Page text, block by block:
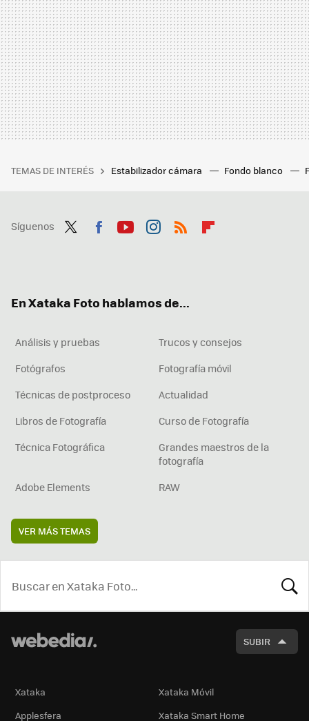
TEMAS DE INTERÉS Estabilizador cámara Fondo blanco
Síguenos
En Xataka Foto hablamos de...
Análisis y pruebas
Trucos y consejos
Fotógrafos
Fotografía móvil
Técnicas de postproceso
Actualidad
Libros de Fotografía
Curso de Fotografía
Técnica Fotográfica
Grandes maestros de la
fotografía
Adobe Elements
RAW
VER MÁS TEMAS
SUBIR
Xataka
Xataka Móvil
Applesfera
Xataka Smart Home